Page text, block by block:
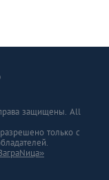
защищены. All
только с